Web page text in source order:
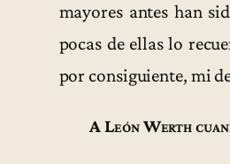
mayores antes han
pocas de ellas lo
por consiguiente, mi
A León Werth